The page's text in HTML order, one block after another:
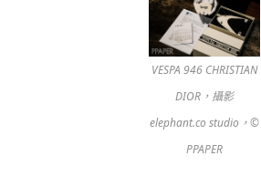
VESPA 946 CHRISTIAN
DIOR，攝影
elephant.co studio，©
PPAPER